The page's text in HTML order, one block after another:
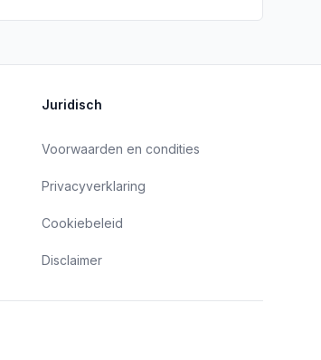
Juridisch
Voorwaarden en condities
Privacyverklaring
Cookiebeleid
Disclaimer